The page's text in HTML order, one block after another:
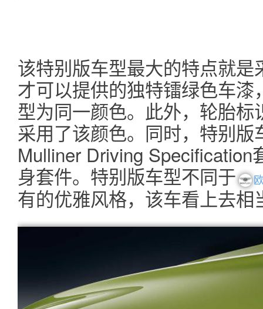
该特别版车型最大的特点就
才可以提供的独特镭绿色车
型为同一颜色。此外，轮胎
采用了该颜色。同时，特别
Mulliner Driving Specification
身套件。特别版车型不同于
有的优雅风格，该车看上去相